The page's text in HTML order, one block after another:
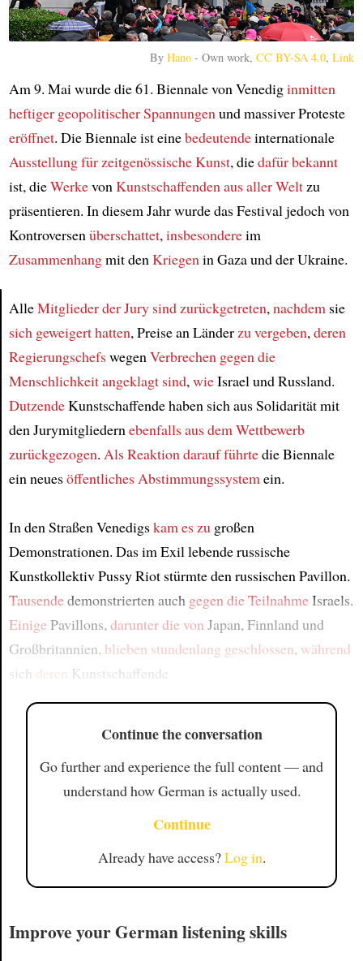
Article
ByHano -Own work,CC BY-SA 4.0,Link
Am 9. Mai wurde die 61. Biennale von Venediginmitten
heftiger geopolitischer Spannungen und massiver Proteste
eröffnet. Die Biennale ist einebedeutendeinternationale
Ausstellung für zeitgenössische Kunst, diedafür bekannt
ist, dieWerkevon Kunstschaffenden aus aller Weltzu
präsentieren. In diesem Jahr wurde das Festival jedoch von
Kontroversen überschattet, insbesondereim
Zusammenhangmit den Kriegen in Gaza und der Ukraine.
AlleMitglieder der Jury sind zurückgetreten, nachdem sie
sich geweigert hatten, Preise an Länder zu vergeben, deren
Regierungschefswegen Verbrechen gegen die
Menschlichkeitangeklagt sind, wieIsrael und Russland.
DutzendeKunstschaffende haben sich aus Solidarität mit
den Jurymitgliedern ebenfallsaus dem Wettbewerb
zurückgezogen. Als Reaktion daraufführtedie Biennale
ein neuesöffentliches Abstimmungssystem ein.
In den Straßen Venedigskam es zu großen
Demonstrationen. Das im Exil lebende russische
Kunstkollektiv Pussy Riot stürmte den russischen Pavillon.
Tausendedemonstrierten auch gegen die TeilnahmeIsraels.
EinigePavillons, darunter die von Japan, Finnland und
Großbritannien, blieben stundenlang geschlossen, während
sich deren Kunstschaffende
Continue the conversation
Go further and experience the full content — and
understand how German is actually used.
Continue
Already have access?Log in.
Improve your German listening skills